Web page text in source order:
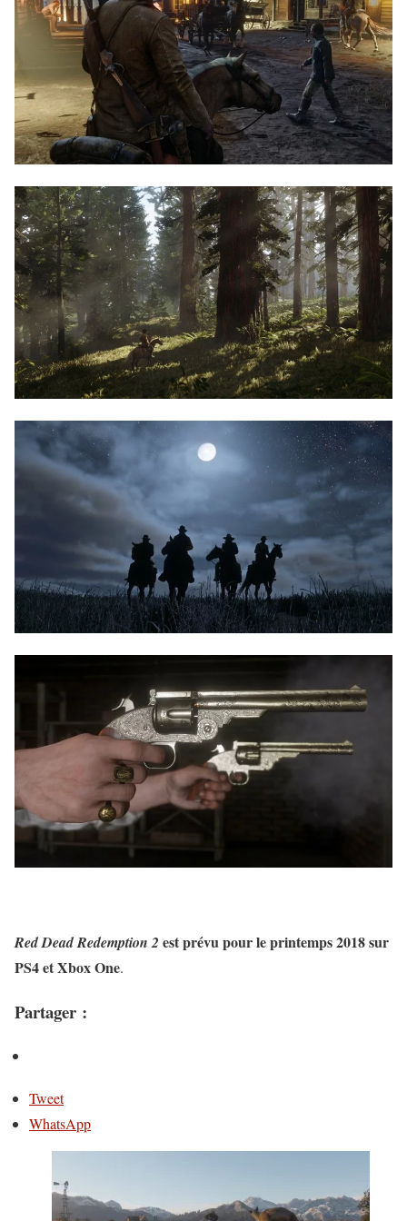
Red Dead Redemption 2 est prévu pourle printemps 2018 sur
PS4 et Xbox One.
Partager :
Tweet
WhatsApp